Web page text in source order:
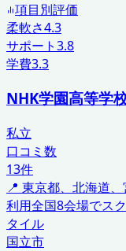
項目別評価
柔軟さ4.3
サポート3.8
学費3.3
NHK学園高等学
私立
口コミ数
13件
📍 東京都、北海道
利用全国8会場でス
タイル
国立市